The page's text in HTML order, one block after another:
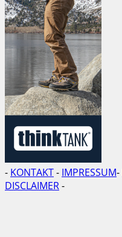
- KONTAKT- IMPRESSUM-
DISCLAIMER-